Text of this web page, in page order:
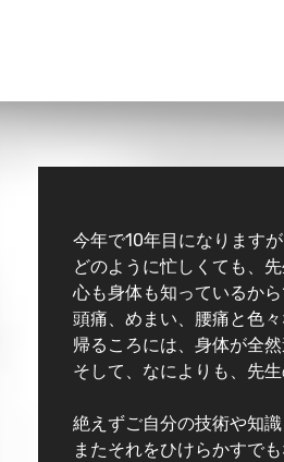
今年で10年目になります
どのように忙しくても、
心も身体も知っているか
頭痛、めまい、腰痛と色
帰るころには、身体が全
そして、なによりも、先
絶えずご自分の技術や知
またそれをひけらかすで